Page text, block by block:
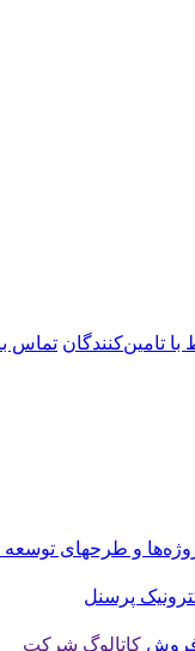
با تامین‌کنندگان تماس
و طرحهای توسعه‌
پرسنل
فروش کاتالوگ شرکت